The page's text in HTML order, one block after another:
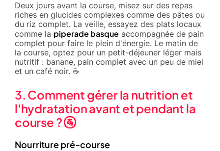
Deux jours avant la course, misez sur des repas
riches en glucides complexes comme des pâtes ou
du riz complet. La veille, essayez des plats locaux
comme la piperade basque accompagnée de pain
complet pour faire le plein d'énergie. Le matin de
la course, optez pour un petit-déjeuner léger mais
nutritif : banane, pain complet avec un peu de miel
et un café noir. ☕
3. Comment gérer la nutrition et
l'hydratation avant et pendant la
course ? 🚰
Nourriture pré-course